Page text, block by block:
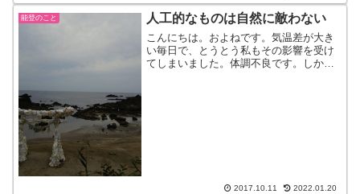
能登のこと 人工的なものは自然に敵わない
こんにちは。およねです。気温差が大き
い毎日で、とうとう私もその影響を受け
てしまいました。体調不良です。しかも
2017.10.11 2022.01.20